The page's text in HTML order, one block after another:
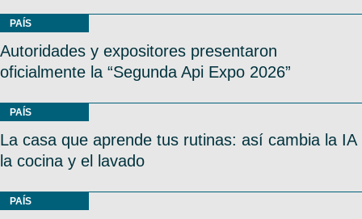
PAÍS
Autoridades y expositores presentaron
oficialmente la “Segunda Api Expo 2026”
PAÍS
La casa que aprende tus rutinas: así cambia la IA
la cocina y el lavado
PAÍS